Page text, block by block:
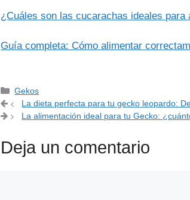
¿Cuáles son las cucarachas ideales para
Guía completa: Cómo alimentar
Categorías
Gekos
La dieta perfecta para tu gecko leopardo:
La alimentación ideal para tu Gecko:
Deja un comentario